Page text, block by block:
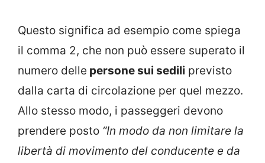
Questo significa ad esempio come spiega
il comma 2, che non può essere superato il
numero delle persone sui sedili previsto
dalla carta di circolazione per quel mezzo.
Allo stesso modo, i passeggeri devono
prendere posto “In modo da non limitare la
libertà di movimento del conducente e da